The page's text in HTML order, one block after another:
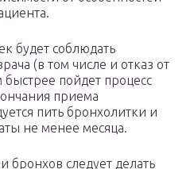
будет соблюдать
(в том числе и отказ от
пойдет процесс
приема
пить бронхолитки и
не менее месяца.
бронхов следует делать